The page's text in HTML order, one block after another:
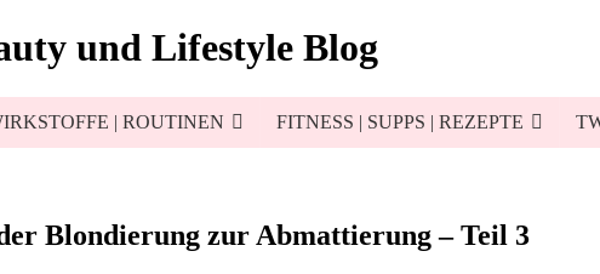
und Lifestyle Blog
| ROUTINEN FITNESS | SUPPS | REZEPTE
Blondierung zur Abmattierung – Teil 3